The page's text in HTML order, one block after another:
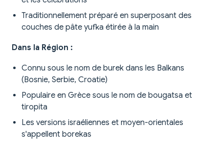
Traditionnellement préparé en superposant des
couches de pâte yufka étirée à la main
Dans la Région :
Connu sous le nom de burek dans les Balkans
(Bosnie, Serbie, Croatie)
Populaire en Grèce sous le nom de bougatsa et
tiropita
Les versions israéliennes et moyen-orientales
s'appellent borekas